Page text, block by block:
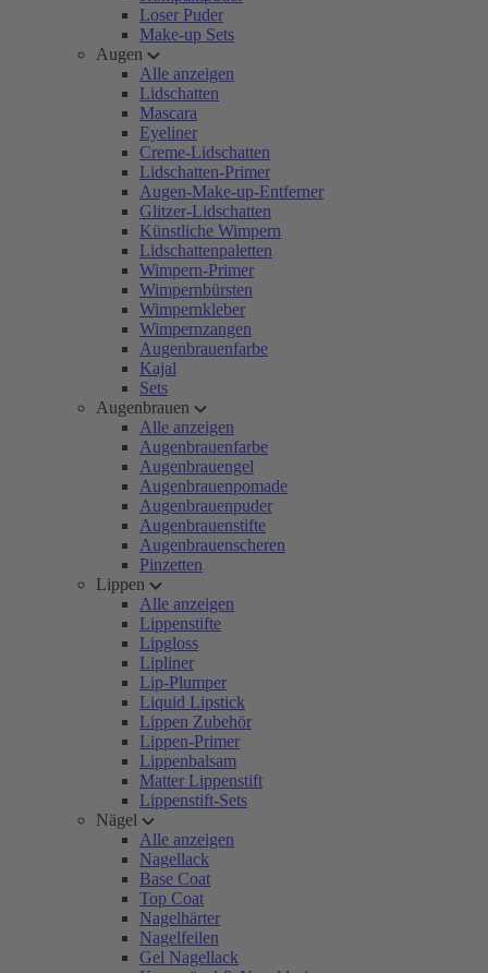
Loser Puder
Make-up Sets
Augen
Alle anzeigen
Lidschatten
Mascara
Eyeliner
Creme-Lidschatten
Lidschatten-Primer
Augen-Make-up-Entferner
Glitzer-Lidschatten
Künstliche Wimpern
Lidschattenpaletten
Wimpern-Primer
Wimpernbürsten
Wimpernkleber
Wimpernzangen
Augenbrauenfarbe
Kajal
Sets
Augenbrauen
Alle anzeigen
Augenbrauenfarbe
Augenbrauengel
Augenbrauenpomade
Augenbrauenpuder
Augenbrauenstifte
Augenbrauenscheren
Pinzetten
Lippen
Alle anzeigen
Lippenstifte
Lipgloss
Lipliner
Lip-Plumper
Liquid Lipstick
Lippen Zubehör
Lippen-Primer
Lippenbalsam
Matter Lippenstift
Lippenstift-Sets
Nägel
Alle anzeigen
Nagellack
Base Coat
Top Coat
Nagelhärter
Nagelfeilen
Gel Nagellack